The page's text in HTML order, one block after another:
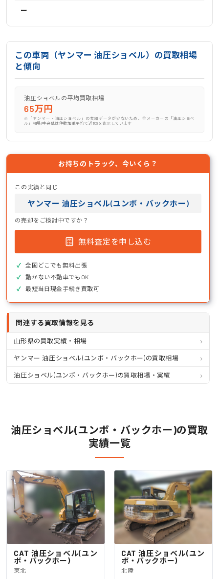
ー
この車両（ヤンマー 油圧ショベル）の買取相場
と傾向
油圧ショベルの平均買取相場
65万円
※「ヤンマー × 油圧ショベル」の実績データが少ないため、全メーカーの「油圧ショベ
ル」相場(中央値は件数加重平均で近似)を表示しています
お持ちのトラック、今いくら？
この実績と同じ
ヤンマー 油圧ショベル(ユンボ・バックホー)
の売却をご検討中ですか？
無料査定を申し込む
全国どこでも無料出張
動かない不動車でもOK
最短当日現金手続き買取可
関連する買取情報を見る
山形県の買取実績・相場
ヤンマー 油圧ショベル(ユンボ・バックホー)の買取相場
油圧ショベル(ユンボ・バックホー)の買取相場・実績
油圧ショベル(ユンボ・バックホー)の買取
実績一覧
CAT 油圧ショベル(ユン
ボ・バックホー)
東北
CAT 油圧ショベル(ユン
ボ・バックホー)
北陸